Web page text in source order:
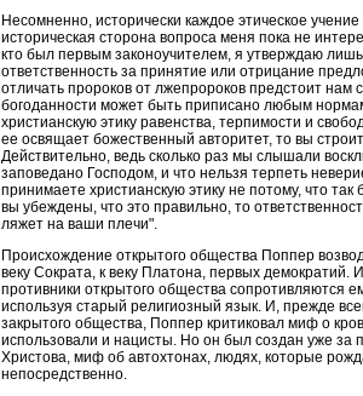
Несомненно, исторически каждое этическое
историческая сторона вопроса меня пока не
кто был первым законоучителем, я утверждаю
ответственность за принятие или отрицание
отличать пророков от лжепророков предстоит нам
богоданности может быть приписано любым
христианскую этику равенства, терпимости и
ее освящает божественный авторитет, то вы
Действительно, ведь сколько раз мы слышали
заповедано Господом, и что нельзя терпеть
принимаете христианскую этику не потому, что
вы убеждены, что это правильно, то
ляжет на ваши плечи".
Происхождение открытого общества Поппер
веку Сократа, к веку Платона, первых демократий.
противники открытого общества сопротивляются
используя старый религиозный язык. И, прежде
закрытого общества, Поппер критиковал миф о
использовали и нацисты. Но он был создан уже за
Христова, миф об автохтонах, людях, которые
непосредственно.